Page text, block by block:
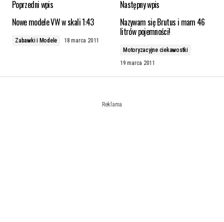
Poprzedni wpis
Nowe modele VW w skali 1:43
Zabawki i Modele 18 marca 2011
Następny wpis
Nazywam się Brutus i mam 46
litrów pojemności!
Motoryzacyjne ciekawostki
19 marca 2011
Reklama